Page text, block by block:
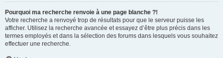
Pourquoi ma recherche renvoie à une page blanche ?!
Votre recherche a renvoyé trop de résultats pour que le serveur puisse les
afficher. Utilisez la recherche avancée et essayez d’être plus précis dans les
termes employés et dans la sélection des forums dans lesquels vous souhaitez
effectuer une recherche.